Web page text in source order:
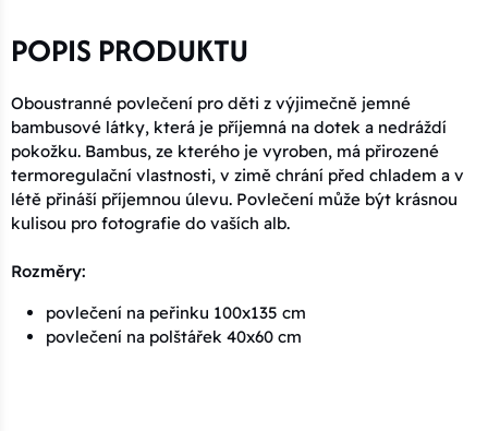
POPIS PRODUKTU
Oboustranné povlečení pro děti z výjimečně jemné
bambusové látky, která je příjemná na dotek a nedráždí
pokožku. Bambus, ze kterého je vyroben, má přirozené
termoregulační vlastnosti, v zimě chrání před chladem a v
létě přináší příjemnou úlevu. Povlečení může být krásnou
kulisou pro fotografie do vaších alb.
Rozměry:
povlečení na peřinku 100x135 cm
povlečení na polštářek 40x60 cm